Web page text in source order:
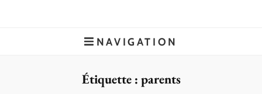
NAVIGATION
Étiquette : parents